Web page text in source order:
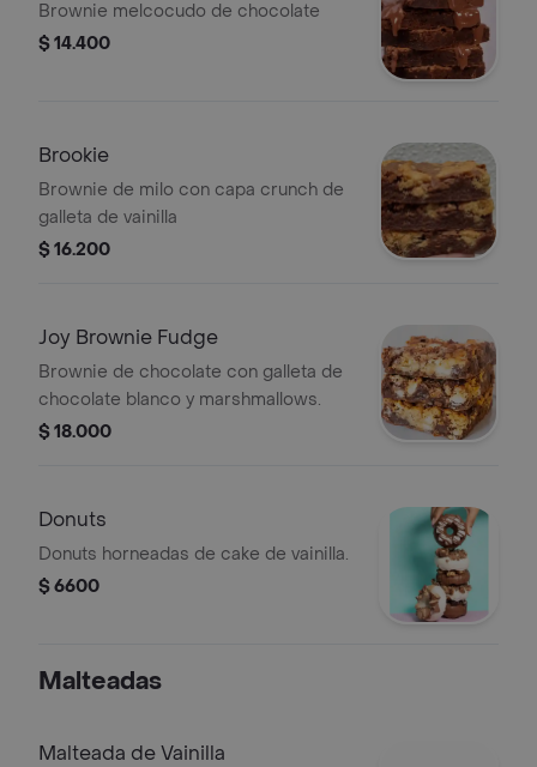
Brownie melcocudo de chocolate
$ 14.400
Brookie
Brownie de milo con capa crunch de
galleta de vainilla
$ 16.200
Joy Brownie Fudge
Brownie de chocolate con galleta de
chocolate blanco y marshmallows.
$ 18.000
Donuts
Donuts horneadas de cake de vainilla.
$ 6600
Malteadas
Malteada de Vainilla